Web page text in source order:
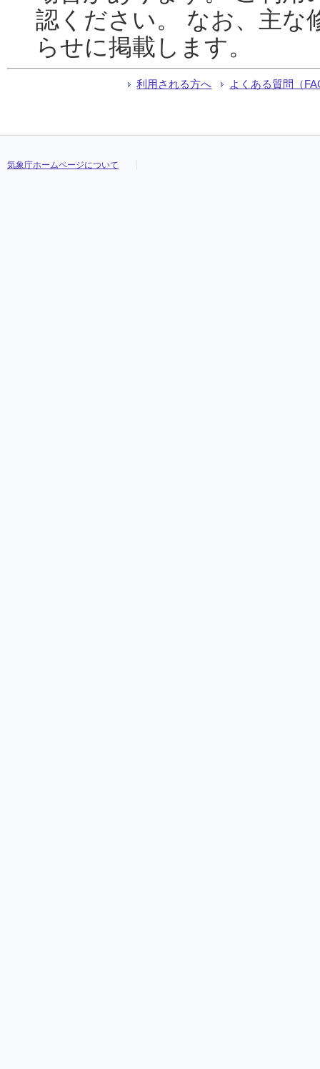
認ください。 なお、主な
らせに掲載します。
利用される方へ よくある質問（
気象庁ホームページについて